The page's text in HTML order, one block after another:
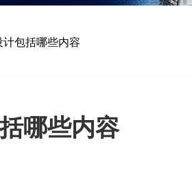
包括哪些内容
哪些内容